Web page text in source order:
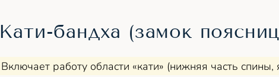
Кати-бандха (замок
Включает работу области «кати» (нижняя часть